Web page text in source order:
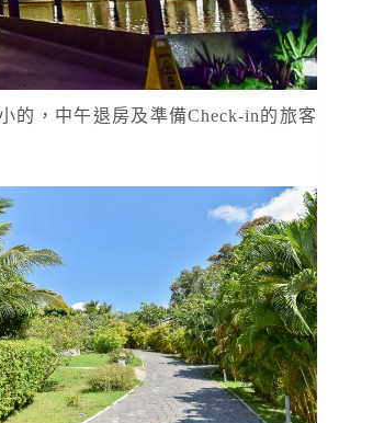
的，中午退房及準備Check-in的旅客